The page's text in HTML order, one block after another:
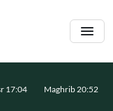
17:04 Maghrib 20:52